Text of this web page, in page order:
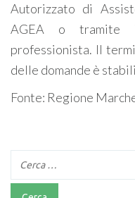
Autorizzato di
AGEA o
professionista. Il
delle domande è
Fonte: Regione